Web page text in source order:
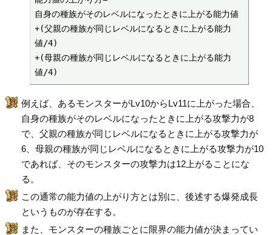
自身の種族がそのレベルになったときに上がる能力値
+(父親の種族が同じレベルになるときに上がる能力
値/4)
+(母親の種族が同じレベルになるときに上がる能力
値/4)
例えば、あるモンスターがLv10からLv11に上がった場合、
自身の種族がそのレベルになったときに上がる攻撃力が8
で、父親の種族が同じレベルになるときに上がる攻撃力が
6、母親の種族が同じレベルになるときに上がる攻撃力が10
であれば、そのモンスターの攻撃力は12上がることにな
る。
この通常の能力値の上がり方とは別に、後述する爆発成長
というものが存在する。
また、モンスターの種族ごとに限界の能力値が決まってい